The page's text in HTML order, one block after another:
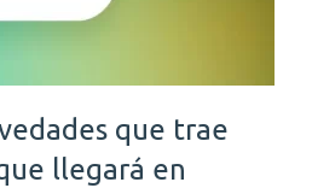
que trae
llegará en